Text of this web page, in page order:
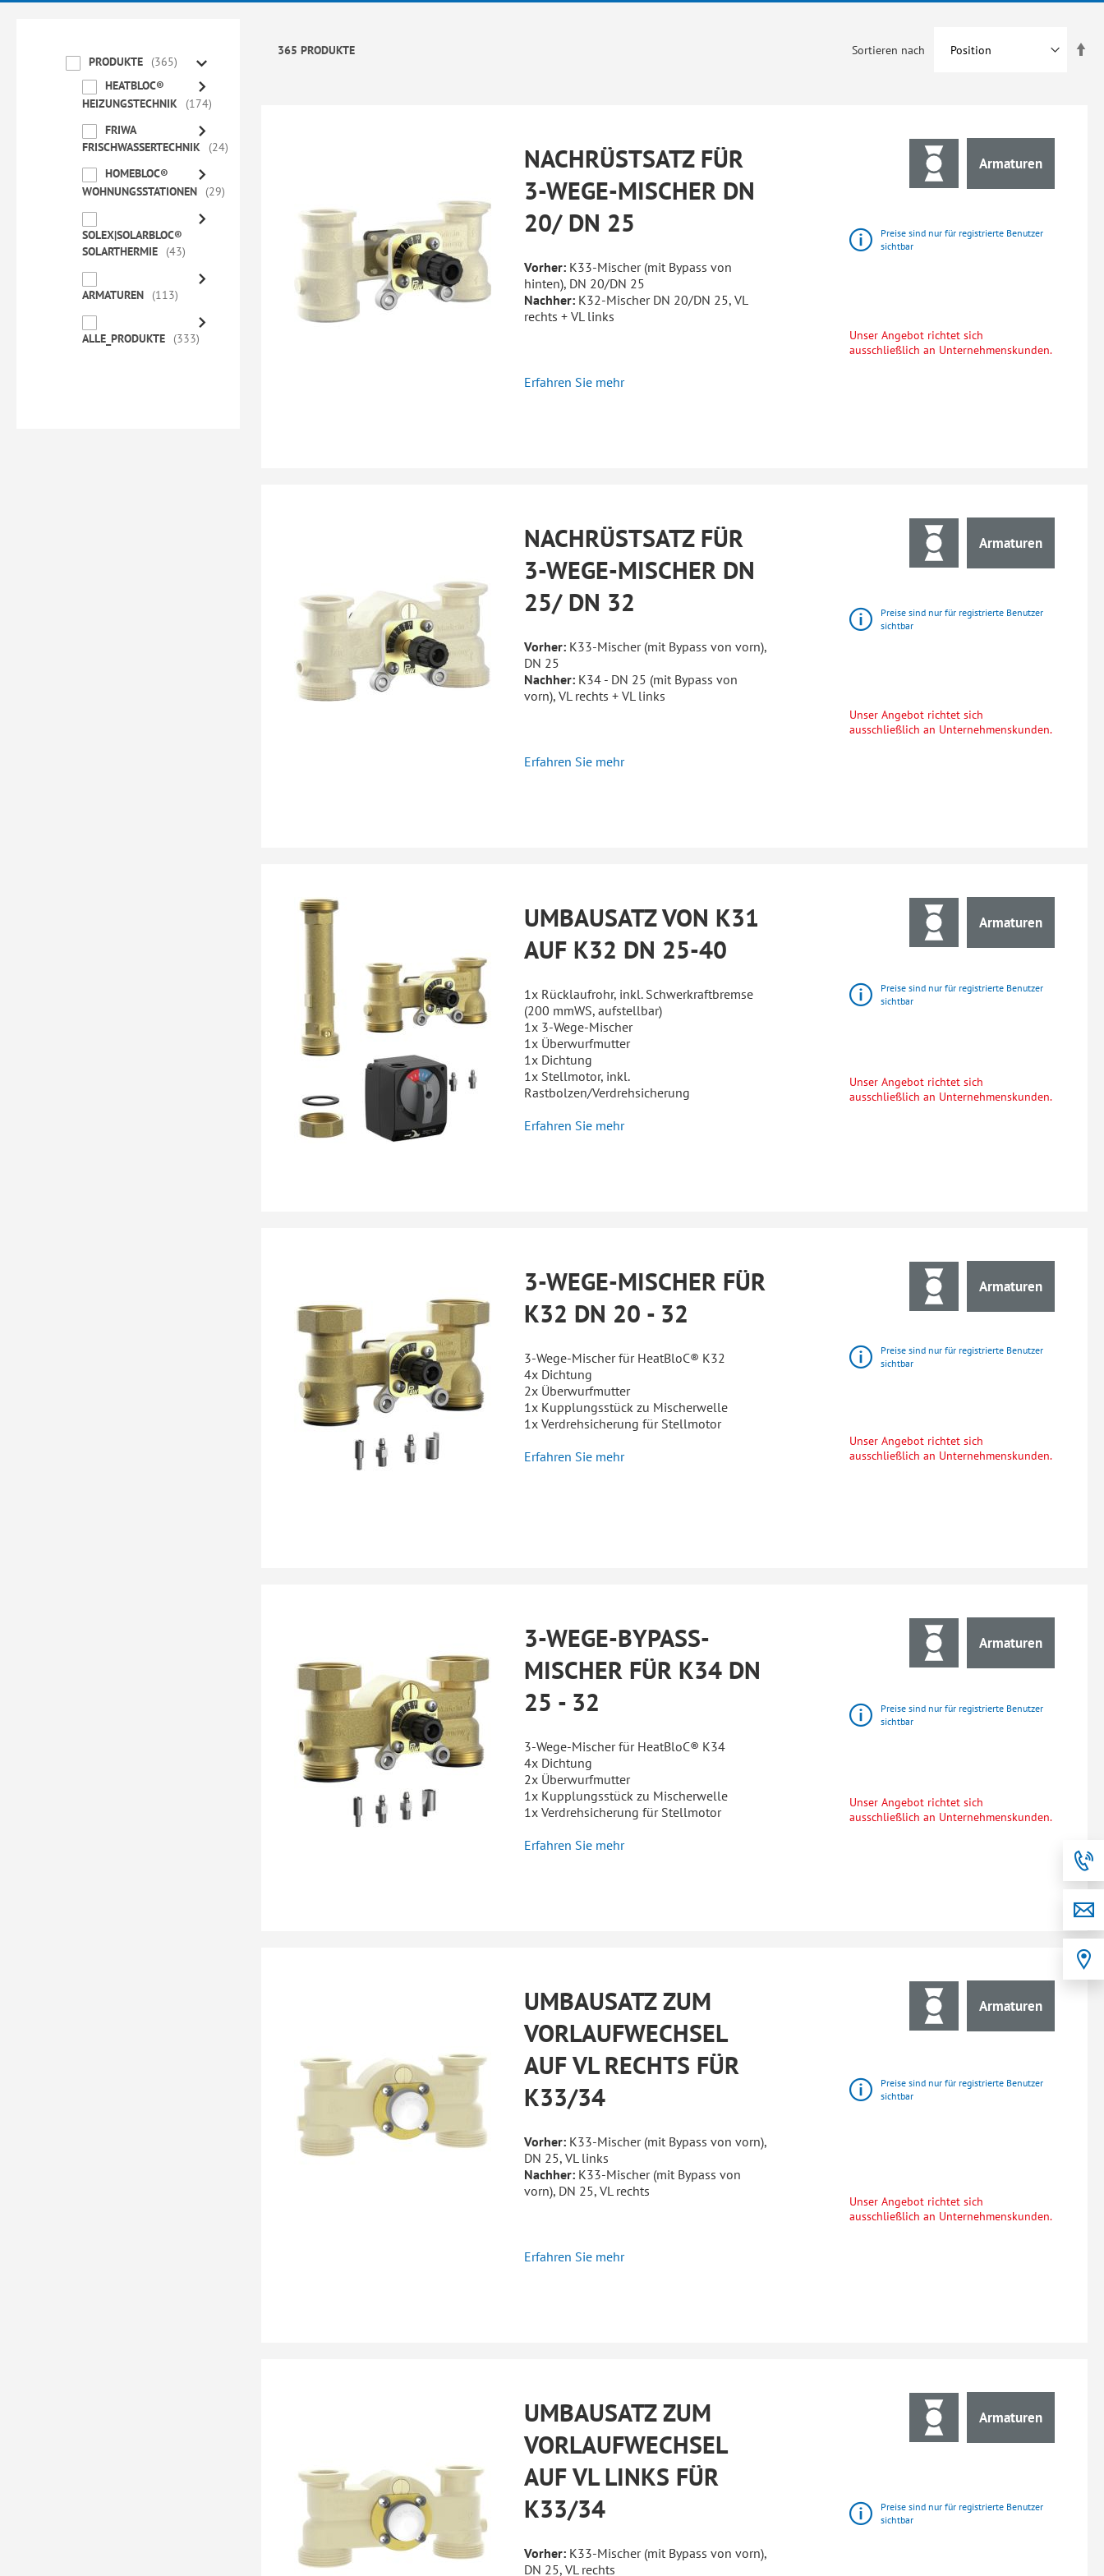
365 PRODUKTE Sortieren nach
NACHRÜSTSATZ FÜR
3-WEGE-MISCHER DN
20/ DN 25
Vorher:K33-Mischer (mit Bypass von
hinten), DN 20/DN 25
Nachher:K32-Mischer DN 20/DN 25, VL
rechts + VL links
Erfahren Sie mehr
Armaturen
Preise sind nur für registrierte Benutzer
sichtbar
Unser Angebot richtet sich
ausschließlich an Unternehmenskunden.
NACHRÜSTSATZ FÜR
3-WEGE-MISCHER DN
25/ DN 32
Vorher:K33-Mischer (mit Bypass von vorn),
DN 25
Nachher:K34 - DN 25 (mit Bypass von
vorn), VL rechts + VL links
Erfahren Sie mehr
Armaturen
Preise sind nur für registrierte Benutzer
sichtbar
Unser Angebot richtet sich
ausschließlich an Unternehmenskunden.
UMBAUSATZ VON K31
AUF K32 DN 25-40
1x Rücklaufrohr, inkl. Schwerkraftbremse
(200 mmWS, aufstellbar)
1x 3-Wege-Mischer
1x Überwurfmutter
1x Dichtung
1x Stellmotor, inkl.
Rastbolzen/Verdrehsicherung
Erfahren Sie mehr
Armaturen
Preise sind nur für registrierte Benutzer
sichtbar
Unser Angebot richtet sich
ausschließlich an Unternehmenskunden.
3-WEGE-MISCHER FÜR
K32 DN 20 - 32
3-Wege-Mischer für HeatBloC® K32
4x Dichtung
2x Überwurfmutter
1x Kupplungsstück zu Mischerwelle
1x Verdrehsicherung für Stellmotor
Erfahren Sie mehr
Armaturen
Preise sind nur für registrierte Benutzer
sichtbar
Unser Angebot richtet sich
ausschließlich an Unternehmenskunden.
3-WEGE-BYPASS-
MISCHER FÜR K34 DN
25 - 32
3-Wege-Mischer für HeatBloC® K34
4x Dichtung
2x Überwurfmutter
1x Kupplungsstück zu Mischerwelle
1x Verdrehsicherung für Stellmotor
Erfahren Sie mehr
Armaturen
Preise sind nur für registrierte Benutzer
sichtbar
Unser Angebot richtet sich
ausschließlich an Unternehmenskunden.
UMBAUSATZ ZUM
VORLAUFWECHSEL
AUF VL RECHTS FÜR
K33/34
Vorher:K33-Mischer (mit Bypass von vorn),
DN 25, VL links
Nachher:K33-Mischer (mit Bypass von
vorn), DN 25, VL rechts
Erfahren Sie mehr
Armaturen
Preise sind nur für registrierte Benutzer
sichtbar
Unser Angebot richtet sich
ausschließlich an Unternehmenskunden.
UMBAUSATZ ZUM
VORLAUFWECHSEL
AUF VL LINKS FÜR
K33/34
Vorher:K33-Mischer (mit Bypass von vorn),
DN 25, VL rechts
Armaturen
Preise sind nur für registrierte Benutzer
sichtbar
PRODUKTE
365
HEATBLOC®
HEIZUNGSTECHNIK
174
FRIWA
FRISCHWASSERTECHNIK
24
HOMEBLOC®
WOHNUNGSSTATIONEN
29
SOLEX|SOLARBLOC®
SOLARTHERMIE
43
ARMATUREN 113
ALLE_PRODUKTE 333